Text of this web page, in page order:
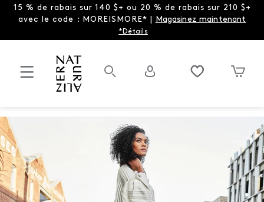
15 % de rabais sur 140 $+ ou 20 % de rabais sur 210 $+
avec le code : MOREISMORE* | Magasinez maintenant
*Détails